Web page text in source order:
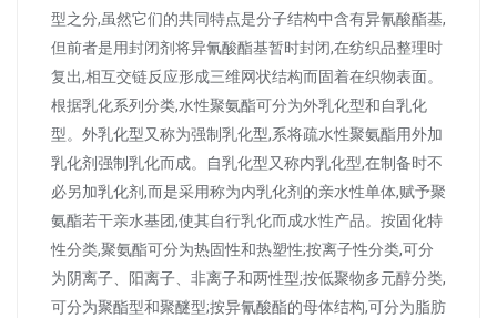
型之分,虽然它们的共同特点是分子结构中含有异氰酸酯基,
但前者是用封闭剂将异氰酸酯基暂时封闭,在纺织品整理时
复出,相互交链反应形成三维网状结构而固着在织物表面。
根据乳化系列分类,水性聚氨酯可分为外乳化型和自乳化
型。外乳化型又称为强制乳化型,系将疏水性聚氨酯用外加
乳化剂强制乳化而成。自乳化型又称内乳化型,在制备时不
必另加乳化剂,而是采用称为内乳化剂的亲水性单体,赋予聚
氨酯若干亲水基团,使其自行乳化而成水性产品。按固化特
性分类,聚氨酯可分为热固性和热塑性;按离子性分类,可分
为阴离子、阳离子、非离子和两性型;按低聚物多元醇分类,
可分为聚酯型和聚醚型;按异氰酸酯的母体结构,可分为脂肪